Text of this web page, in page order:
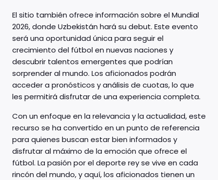
El sitio también ofrece información sobre el Mundial
2026, donde Uzbekistán hará su debut. Este evento
será una oportunidad única para seguir el
crecimiento del fútbol en nuevas naciones y
descubrir talentos emergentes que podrían
sorprender al mundo. Los aficionados podrán
acceder a pronósticos y análisis de cuotas, lo que
les permitirá disfrutar de una experiencia completa.
Con un enfoque en la relevancia y la actualidad, este
recurso se ha convertido en un punto de referencia
para quienes buscan estar bien informados y
disfrutar al máximo de la emoción que ofrece el
fútbol. La pasión por el deporte rey se vive en cada
rincón del mundo, y aquí, los aficionados tienen un